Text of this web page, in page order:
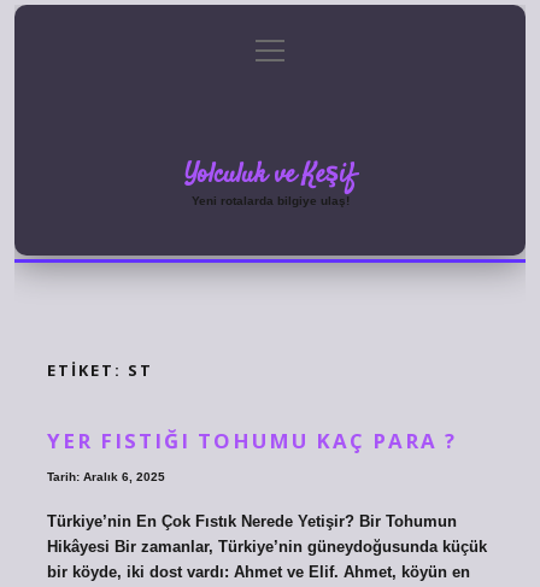
Gizlilik Politikası
menüyü
aç
Yolculuk ve Keşif
Yeni rotalarda bilgiye ulaş!
ETIKET: ST
YER FISTIĞI TOHUMU KAÇ PARA ?
Tarih: Aralık 6, 2025
Türkiye’nin En Çok Fıstık Nerede Yetişir? Bir Tohumun
Hikâyesi Bir zamanlar, Türkiye’nin güneydoğusunda küçük
bir köyde, iki dost vardı: Ahmet ve Elif. Ahmet, köyün en